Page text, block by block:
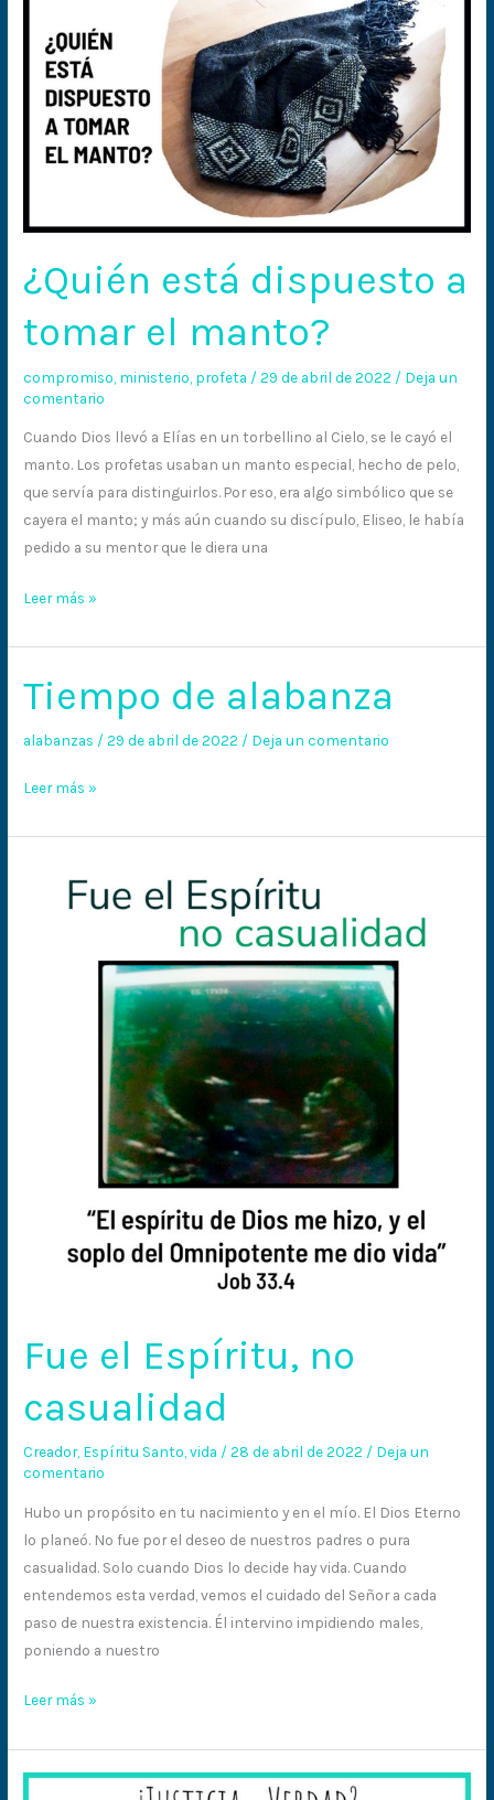
¿Quién está dispuesto a
tomar el manto?
compromiso ministerio profeta /29 de abril de 2022 / Deja un
comentario
Cuando Dios llevó a Elías en un torbellino al Cielo, se le cayó el
manto. Los profetas usaban un manto especial, hecho de pelo,
que servía para distinguirlos. Por eso, era algo simbólico que se
cayera el manto; y más aún cuando su discípulo, Eliseo, le había
pedido a su mentor que le diera una
Leer más »
Tiempo de alabanza
alabanzas /29 de abril de 2022 / Deja un comentario
Tiempo
de
alabanza
Leer más »
Fue el Espíritu, no
casualidad
Creador, Espíritu Santo ,vida /28 de abril de 2022 / Deja un
comentario
Hubo un propósito en tu nacimiento y en el mío. El Dios Eterno
lo planeó. No fue por el deseo de nuestros padres o pura
casualidad. Solo cuando Dios lo decide hay vida. Cuando
entendemos esta verdad, vemos el cuidado del Señor a cada
paso de nuestra existencia. Él intervino impidiendo males,
poniendo a nuestro
Leer más »
¿Hay